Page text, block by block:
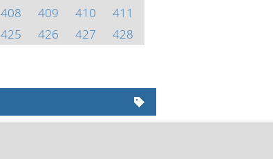
408 409 410
411
425 426 427
428